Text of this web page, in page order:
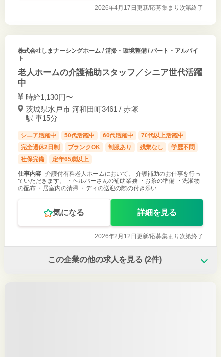
2026年4月17日更新/応募集まり次第終了
株式会社しまナーシングホーム / 清掃・環境整備 / パート・アルバイ
ト
老人ホームの介護補助スタッフ／シニア世代活躍
中
時給1,130円〜
茨城県水戸市 河和田町3461 / 赤塚
駅 車15分
シニア活躍中 50代活躍中 60代活躍中
70代以上活躍中
完全週休2日制
ブランクOK 制服あり 残業なし
学歴不問
社保完備
定年65歳以上
仕事内容 介護付有料老人ホームにおいて、 介護補助のお仕事を行っ
ていただきます。 ・ヘルパーさんの補助業務 ・お茶の準備 ・洗濯物
の配布 ・居室内の清掃 ・ディの送迎の際の付き添い
気になる 詳細を見る
2026年2月12日更新/応募集まり次第終了
この企業の他の求人を見る (2件)